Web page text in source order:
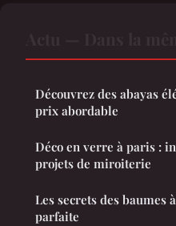
Découvrez des abayas
prix abordable
Déco en verre à paris :
projets de miroiterie
Les secrets des baumes
parfaite